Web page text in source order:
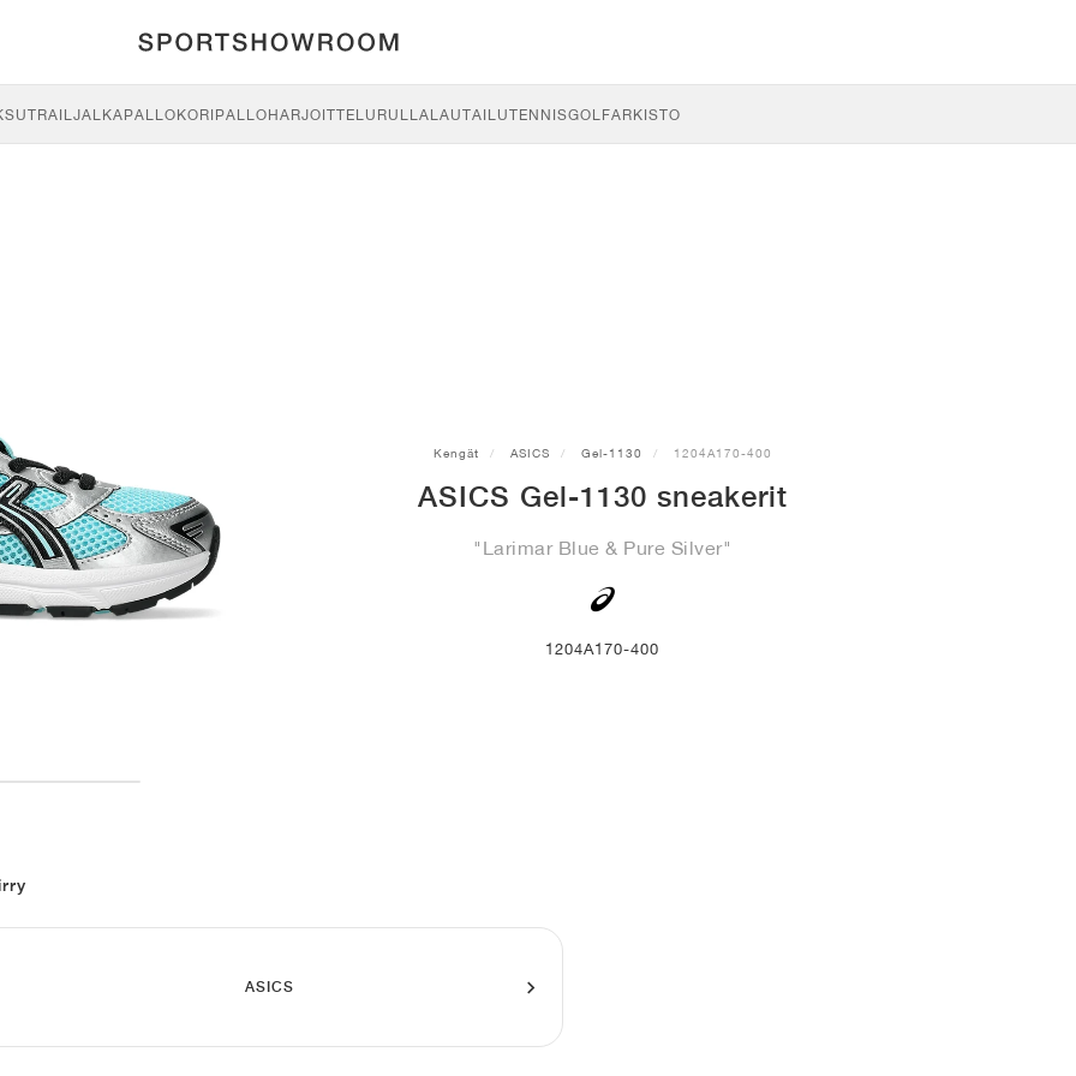
TRAILJALKAPALLOKORIPALLOHARJOITTELU RULLALAUTAILUTENNISGOLFARKISTO
Kengät ASICS Gel-1130 1204A170-400
ASICS Gel-1130 sneakerit
"Larimar Blue & Pure Silver"
1204A170-400
ASICS